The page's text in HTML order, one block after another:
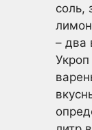
соль,
– два